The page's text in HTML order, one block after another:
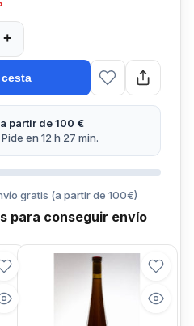
+
partir de 100 €
en 12 h 27 min.
gratis (a partir de 100€)
para conseguir envío